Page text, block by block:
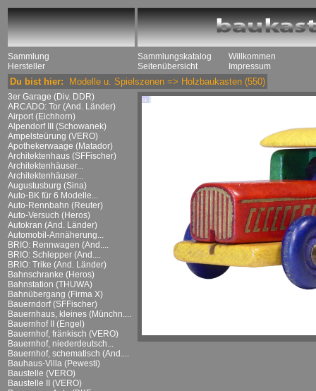
Sammlung
Hersteller
Sammlungskatalog
Seitenübersicht
Willkommen
Impressum
Du bist hier: Modelle u. Spielszenen => Holzbaukasten (550)
3er Garage (Div. DDR)
ARCADO: Tor (And. Länder)
Airport (Eichhorn)
Alpendorf III (Schowanek)
Ampelsteürung (VERO)
Apothekerwaage (Matador)
Architektenhaus (SFFischer)
Architektenhäuser...
Architektenhäuser...
Augustusburg (Sina)
Auto-BK für 6 Modelle...
Auto-Rennbahn (Reuter)
Auto-Versuch (Heros)
Autokran (And. Länder)
Automobil-Annäherung...
BRIO: Rennwagen (And....
BRIO: Schlepper (And....
BRIO: Trike (And. Länder)
Bahnschranke (Heros)
Bahnstation (THUWA)
Bahnübergang (Firma X)
Bauerndorf (SFFischer)
Bauernhaus, kleines (Münchn....
Bauernhof II (Engel)
Bauernhof, fränkisch (VERO)
Bauernhof, niederdeutsch...
Bauernhof, schematisch (And....
Bauhaus-Villa (Pewesti)
Baustelle (VERO)
Baustelle II (VERO)